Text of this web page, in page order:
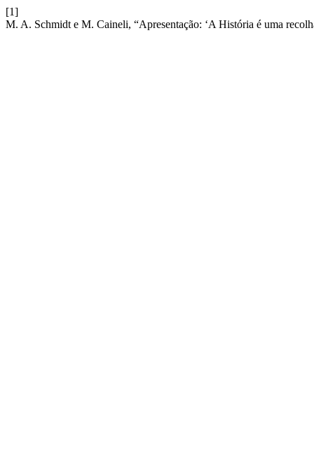
[1]
M. A. Schmidt e M. Caineli, “Apresentação: ‘A História é uma